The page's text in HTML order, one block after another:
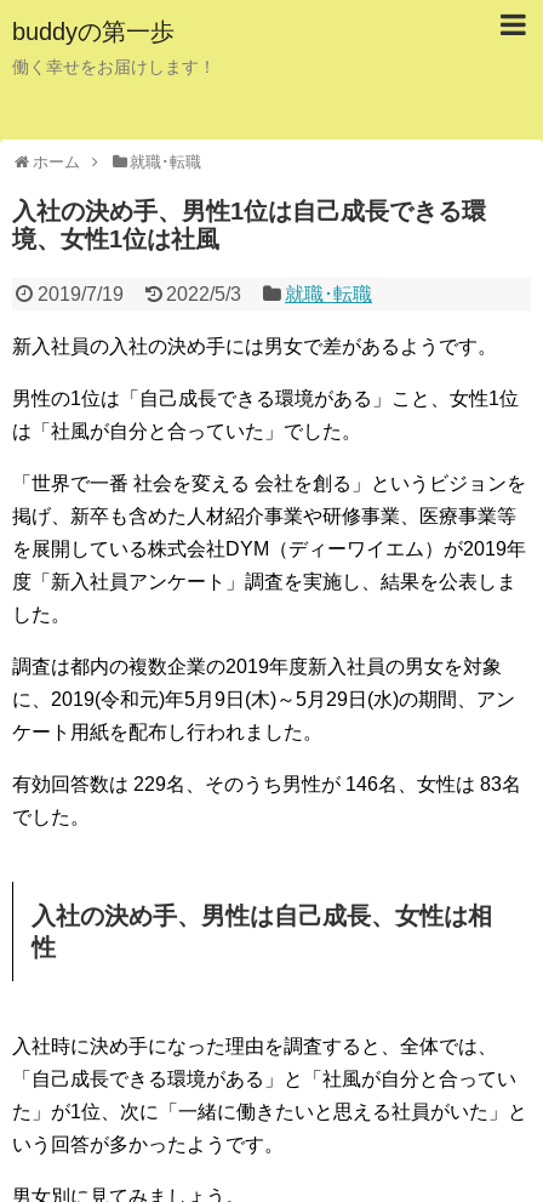
buddyの第一歩
働く幸せをお届けします！
ホーム 就職･転職
入社の決め手、男性1位は自己成長できる環
境、女性1位は社風
2019/7/19 2022/5/3 就職･転職
新入社員の入社の決め手には男女で差があるようです。
男性の1位は「自己成長できる環境がある」こと、女性1位
は「社風が自分と合っていた」でした。
「世界で一番 社会を変える 会社を創る」というビジョンを
掲げ、新卒も含めた人材紹介事業や研修事業、医療事業等
を展開している株式会社DYM（ディーワイエム）が2019年
度「新入社員アンケート」調査を実施し、結果を公表しま
した。
調査は都内の複数企業の2019年度新入社員の男女を対象
に、2019(令和元)年5月9日(木)～5月29日(水)の期間、アン
ケート用紙を配布し行われました。
有効回答数は 229名、そのうち男性が 146名、女性は 83名
でした。
入社の決め手、男性は自己成長、女性は相
性
入社時に決め手になった理由を調査すると、全体では、
「自己成長できる環境がある」と「社風が自分と合ってい
た」が1位、次に「一緒に働きたいと思える社員がいた」と
いう回答が多かったようです。
男女別に見てみましょう。